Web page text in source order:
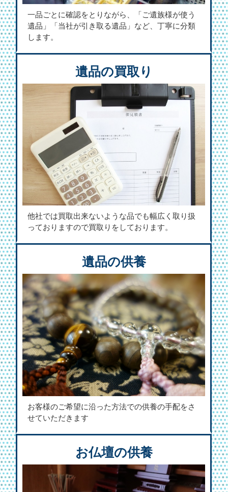
一品ごとに確認をとりながら、「ご遺族様が使う
遺品」「当社が引き取る遺品」など、丁寧に分類
します。
遺品の買取り
他社では買取出来ないような品でも幅広く取り扱
っておりますので買取りをしております。
遺品の供養
お客様のご希望に沿った方法での供養の手配をさ
せていただきます
お仏壇の供養